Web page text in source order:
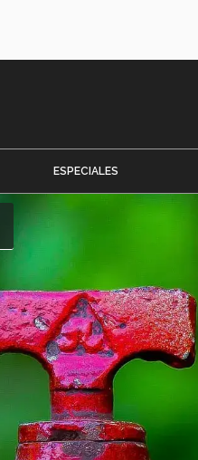
ESPECIALES